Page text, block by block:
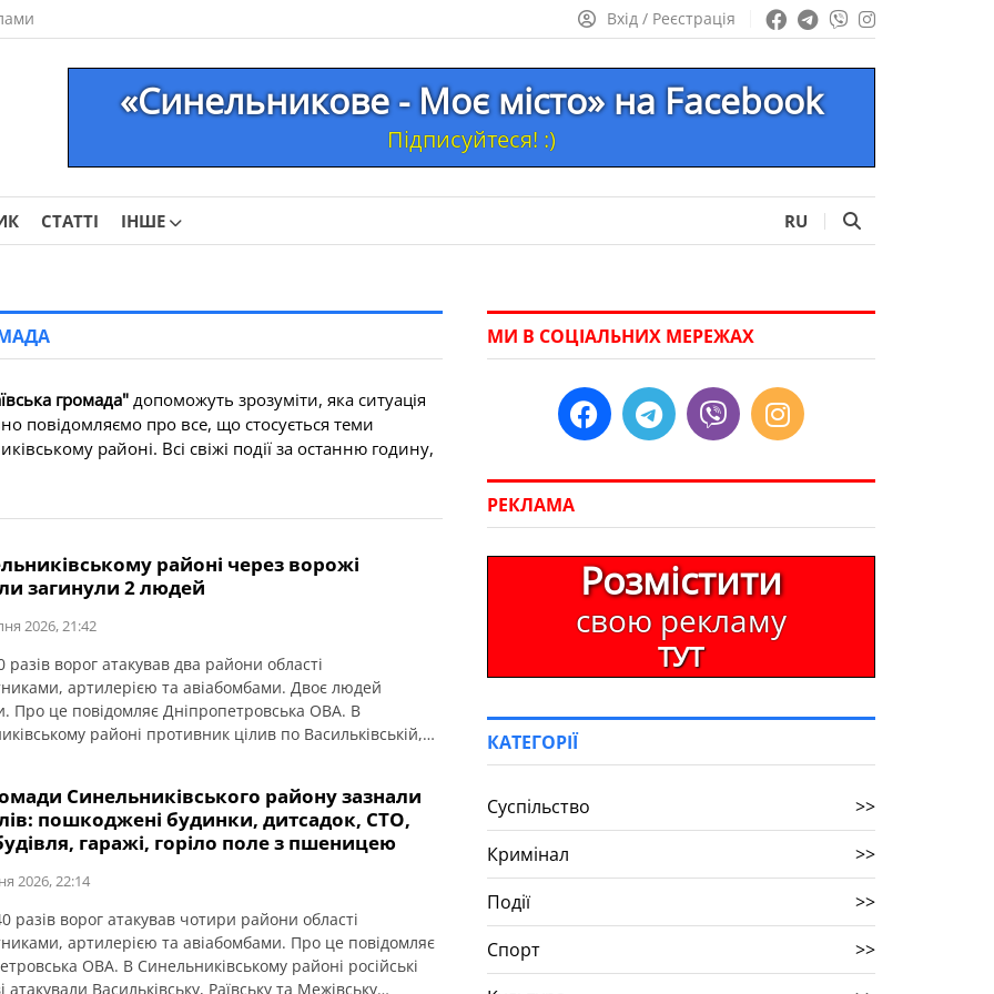
Вхід / Реєстрація
«Синельникове - Моє місто» на Facebook
Підписуйтеся! :)
СТАТТІ ІНШЕ RU
громада"допоможуть зрозуміти, яка ситуація
повідомляємо про все, що стосується теми
районі. Всі свіжі події за останню годину,
районі через ворожі
загинули 2 людей
2026, 21:42
разів ворог атакував два райони області
артилерією та авіабомбами. Двоє людей
Про це повідомляє Дніпропетровська ОВА. В
районі противник цілив по Васильківській,
громаді вдарили трьома КАБами. На жаль,
двоє людей. По Шахтарському та Покровській […]
Синельниківського району зазнали
пошкоджені будинки, дитсадок, СТО,
гаражі, горіло поле з пшеницею
2026, 22:14
разів ворог атакував чотири райони області
артилерією та авіабомбами. Про це повідомляє
ОВА. В Синельниківському районі російські
атакували Васильківську, Раївську та Межівську
МИ В СОЦІАЛЬНИХ МЕРЕЖАХ
РЕКЛАМА
Розмістити
свою рекламу
ТУТ
КАТЕГОРІЇ
Суспільство
>>
Кримінал
>>
Події
>>
Спорт
>>